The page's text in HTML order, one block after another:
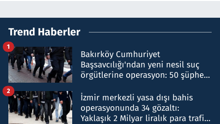
Trend Haberler
Bakırköy Cumhuriyet
Başsavcılığı'ndan yeni nesil suç
örgütlerine operasyon: 50 şüpheli
1
İzmir merkezli yasa dışı bahis
operasyonunda 34 gözaltı:
Yaklaşık 2 Milyar liralık para trafiği
2